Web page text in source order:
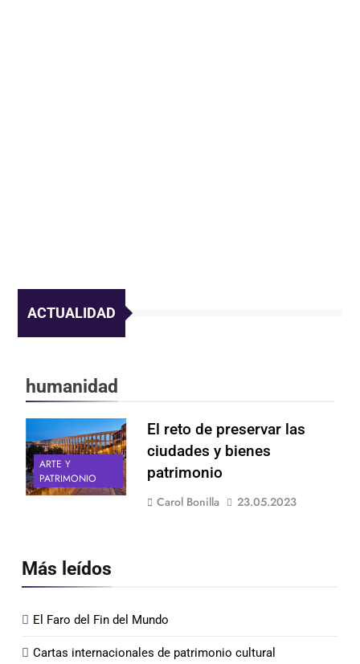
ACTUALIDAD
Más leídos
El Faro del Fin del Mundo
Cartas internacionales de patrimonio cultural
humanidad
ARTE Y
PATRIMONIO
El reto de preservar las
ciudades y bienes
patrimonio
Carol Bonilla 23.05.2023